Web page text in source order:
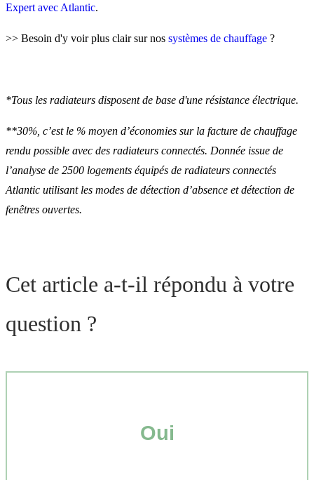
Expert avec Atlantic.
>> Besoin d'y voir plus clair sur nos systèmes de chauffage ?
*Tous les radiateurs disposent de base d'une résistance électrique.
**30%, c’est le % moyen d’économies sur la facture de chauffage
rendu possible avec des radiateurs connectés. Donnée issue de
l’analyse de 2500 logements équipés de radiateurs connectés
Atlantic utilisant les modes de détection d’absence et détection de
fenêtres ouvertes.
Cet article a-t-il répondu à votre
question ?
Oui